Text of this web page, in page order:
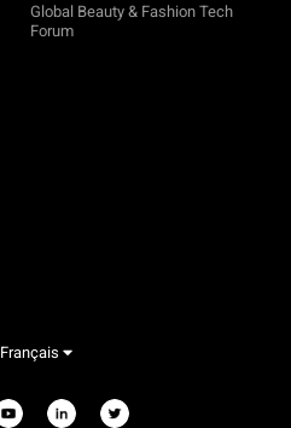
Global Beauty & Fashion Tech
Forum
Français